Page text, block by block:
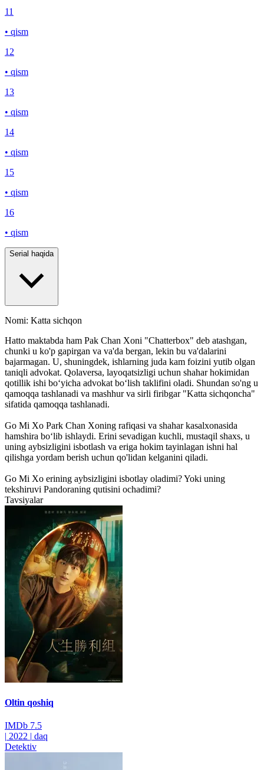
11
• qism
12
• qism
13
• qism
14
• qism
15
• qism
16
• qism
Serial haqida
Nomi: Katta sichqon
Hatto maktabda ham Pak Chan Xoni "Chatterbox" deb atashgan,
chunki u ko'p gapirgan va va'da bergan, lekin bu va'dalarini
bajarmagan. U, shuningdek, ishlarning juda kam foizini yutib olgan
taniqli advokat. Qolaversa, layoqatsizligi uchun shahar hokimidan
qotillik ishi bo‘yicha advokat bo‘lish taklifini oladi. Shundan so'ng u
qamoqqa tashlanadi va mashhur va sirli firibgar "Katta sichqoncha"
sifatida qamoqqa tashlanadi.
Go Mi Xo Park Chan Xoning rafiqasi va shahar kasalxonasida
hamshira bo‘lib ishlaydi. Erini sevadigan kuchli, mustaqil shaxs, u
uning aybsizligini isbotlash va eriga hokim tayinlagan ishni hal
qilishga yordam berish uchun qo'lidan kelganini qiladi.
Go Mi Xo erining aybsizligini isbotlay oladimi? Yoki uning
tekshiruvi Pandoraning qutisini ochadimi?
Tavsiyalar
Oltin qoshiq
IMDb 7.5
| 2022 | daq
Detektiv